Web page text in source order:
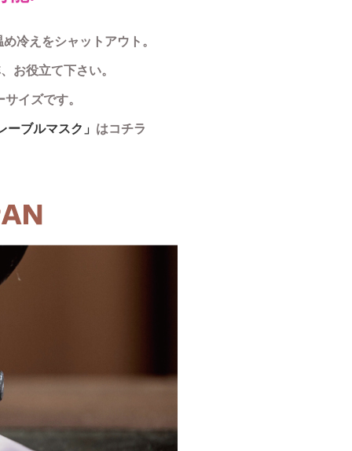
冷えをシャットアウト。
お役立て下さい。
イズです。
ーブルマスク」 はコチラ